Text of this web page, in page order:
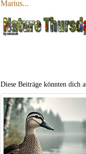
Marius...
Diese Beiträge könnten dich